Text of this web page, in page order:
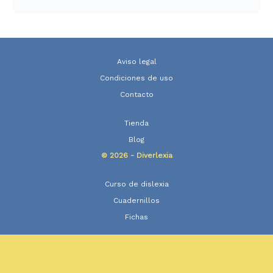
Aviso legal
Condiciones de uso
Contacto
Tienda
Blog
© 2026 - Diverlexia
Curso de dislexia
Cuadernillos
Fichas